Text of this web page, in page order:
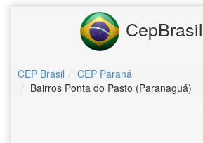
CEP Brasil
CEP Paraná
Bairros Ponta do Pasto (Paranaguá)